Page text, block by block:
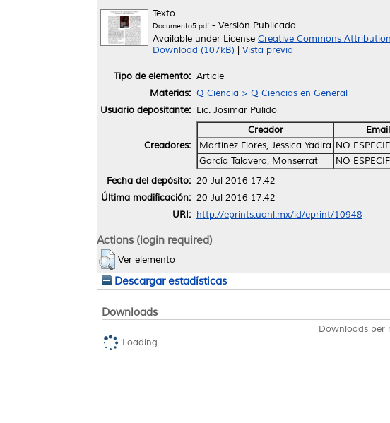
Texto
Documento5.pdf- Versión Publicada
Available under License Creative Commons
Download (107kB)
Vista previa
Tipo de elemento: Article
Materias: Q Ciencia > Q Ciencias en General
Usuario depositante: Lic. Josimar Pulido
Creadores:
Creador Email
Martínez Flores, Jessica Yadira NO
García Talavera, Monserrat
NO
Fecha del depósito: 20 Jul 2016 17:42
Última modificación: 20 Jul 2016 17:42
URI: http://eprints.uanl.mx/id/eprint/10948
Actions (login required)
Ver elemento
Descargar estadísticas
Downloads
Downloads per
Loading...